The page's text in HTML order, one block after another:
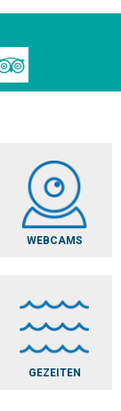
WEBCAMS
GEZEITEN